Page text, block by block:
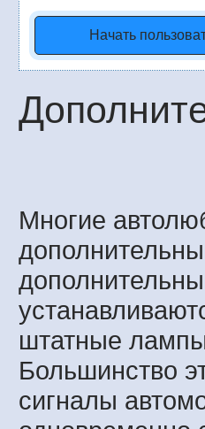
Начать
Многие
штатные
Большинство
сигналы